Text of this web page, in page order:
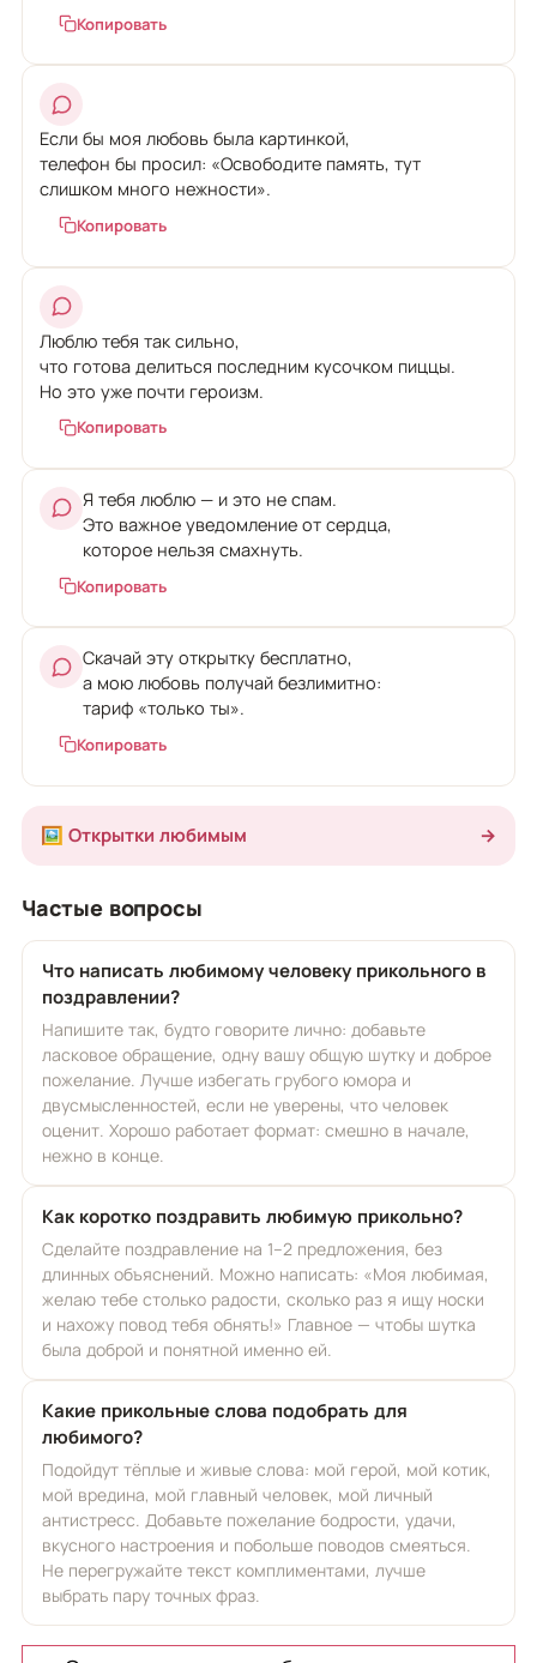
Копировать
Если бы моя любовь была картинкой,
телефон бы просил: «Освободите память, тут
слишком много нежности».
Копировать
Люблю тебя так сильно,
что готова делиться последним кусочком пиццы.
Но это уже почти героизм.
Копировать
Я тебя люблю — и это не спам.
Это важное уведомление от сердца,
которое нельзя смахнуть.
Копировать
Скачай эту открытку бесплатно,
а мою любовь получай безлимитно:
тариф «только ты».
Копировать
🖼️ Открытки любимым →
Частые вопросы
Что написать любимому человеку прикольного в
поздравлении?
Напишите так, будто говорите лично: добавьте
ласковое обращение, одну вашу общую шутку и доброе
пожелание. Лучше избегать грубого юмора и
двусмысленностей, если не уверены, что человек
оценит. Хорошо работает формат: смешно в начале,
нежно в конце.
Как коротко поздравить любимую прикольно?
Сделайте поздравление на 1–2 предложения, без
длинных объяснений. Можно написать: «Моя любимая,
желаю тебе столько радости, сколько раз я ищу носки
и нахожу повод тебя обнять!» Главное — чтобы шутка
была доброй и понятной именно ей.
Какие прикольные слова подобрать для
любимого?
Подойдут тёплые и живые слова: мой герой, мой котик,
мой вредина, мой главный человек, мой личный
антистресс. Добавьте пожелание бодрости, удачи,
вкусного настроения и побольше поводов смеяться.
Не перегружайте текст комплиментами, лучше
выбрать пару точных фраз.